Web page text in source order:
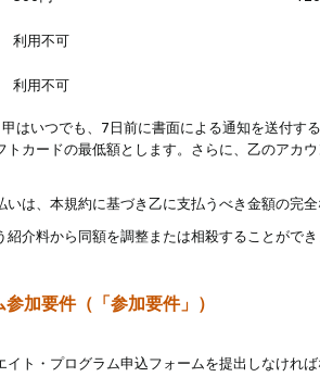
利用不可
利用不可
はいつでも、7日前に書面による通知を送付す
トカードの最低額とします。さらに、乙のアカ
は、本規約に基づき乙に支払うべき金額の完全
介料から同額を調整または相殺することができ
加要件（「参加要件」）
ト・プログラム申込フォームを提出しなけれ